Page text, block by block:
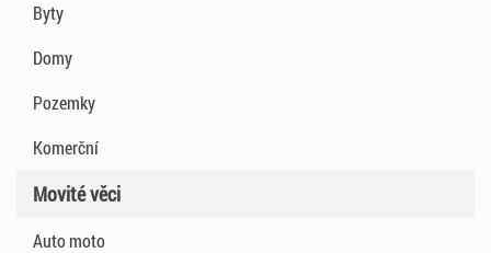
Byty
Domy
Pozemky
Komerční
Movité věci
Auto moto